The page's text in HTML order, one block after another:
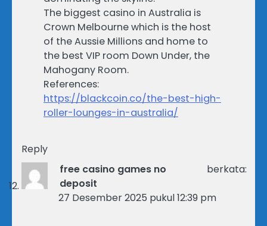
The biggest casino in Australia is
Crown Melbourne which is the host
of the Aussie Millions and home to
the best VIP room Down Under, the
Mahogany Room.
References:
https://blackcoin.co/the-best-high-
roller-lounges-in-australia/
Reply
free casino games no
deposit
berkata:
27 Desember 2025 pukul 12:39 pm